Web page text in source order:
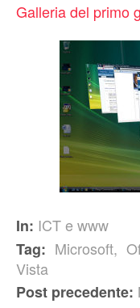
Galleria del primo
In: ICT e www
Tag: Microsoft,
Vista
Post precedente: